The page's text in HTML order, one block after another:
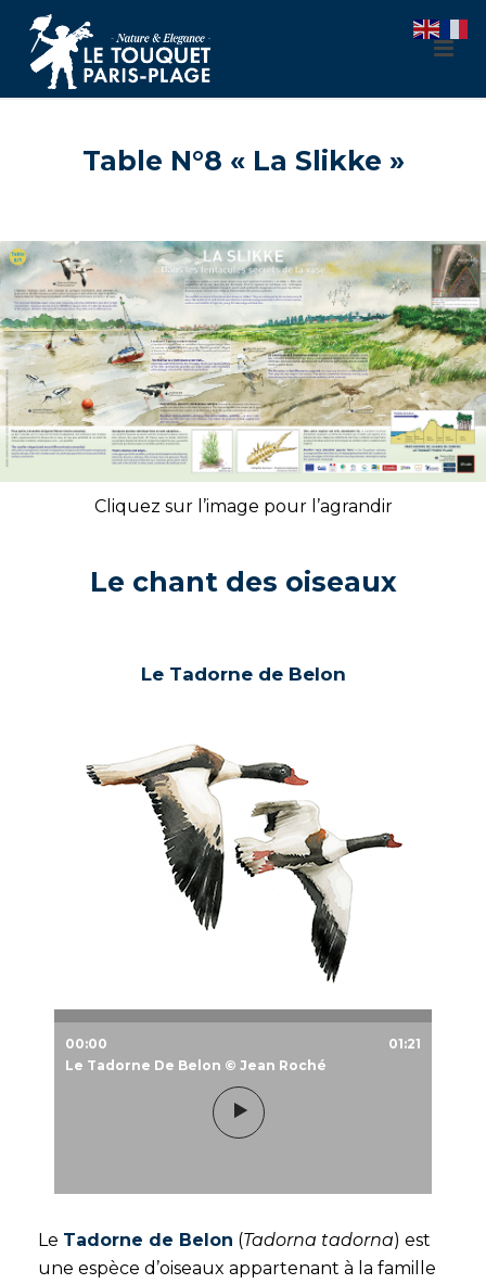
Table N°8 « La Slikke »
Cliquez sur l’image pour l’agrandir
Le chant des oiseaux
Le Tadorne de Belon
00:00
01:21
Le Tadorne De Belon © Jean Roché
Le Tadorne de Belon (Tadorna tadorna) est
une espèce d’oiseaux appartenant à la famille